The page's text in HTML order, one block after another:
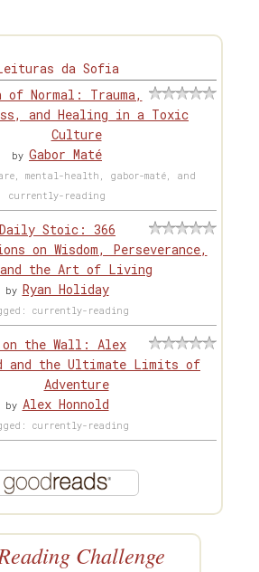
da Sofia
of Normal: Trauma,
and Healing in a Toxic
Culture
by Gabor Maté
mental-health, gabor-maté, and
currently-reading
Stoic: 366
on Wisdom, Perseverance,
and the Art of Living
by Ryan Holiday
currently-reading
on the Wall: Alex
and the Ultimate Limits of
Adventure
by Alex Honnold
currently-reading
Challenge